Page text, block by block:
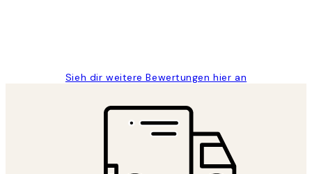
Sieh dir weitere Bewertungen hier an